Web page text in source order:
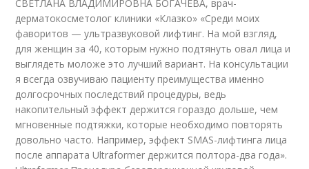
СВЕТЛАНА ВЛАДИМИРОВНА БОГАЧЕВА, врач-
дерматокосметолог клиники «Клазко» «Среди моих
фаворитов — ультразвуковой лифтинг. На мой взгляд,
для женщин за 40, которым нужно подтянуть овал лица и
выглядеть моложе это лучший вариант. На консультации
я всегда озвучиваю пациенту преимущества именно
долгосрочных последствий процедуры, ведь
накопительный эффект держится гораздо дольше, чем
мгновенные подтяжки, которые необходимо повторять
довольно часто. Например, эффект SMAS-лифтинга лица
после аппарата Ultraformer держится полтора-два года».